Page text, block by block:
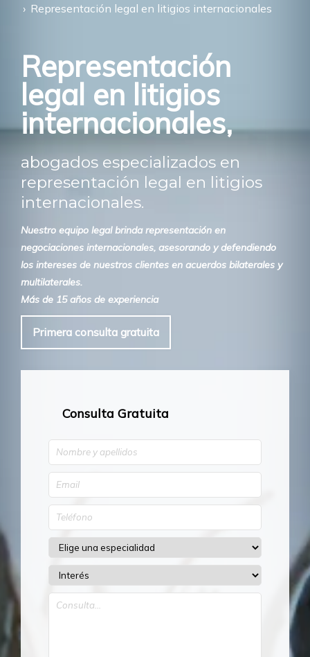
Representación legal en litigios internacionales
Representación
legal en litigios
internacionales,
abogados especializados en
representación legal en litigios
internacionales.
Nuestro equipo legal brinda representación en
negociaciones internacionales, asesorando y defendiendo
los intereses de nuestros clientes en acuerdos bilaterales y
multilaterales.
Más de 15 años de experiencia
Primera consulta gratuita
Consulta Gratuita